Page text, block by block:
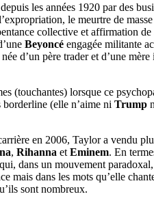
les années 1920 par des
le meurtre de
collective et affirmation
Beyoncé engagée militante
d’un père trader et d’une
(touchantes) lorsque ce
(elle n’aime ni Trump
en 2006, Taylor a vendu
, Rihanna et Eminem. En
dans un mouvement
mais dans les mots qu’elle
sont nombreux.